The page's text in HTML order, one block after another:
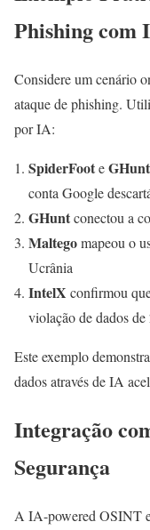
Phishing com
Considere um cenário
ataque de phishing.
por IA:
SpiderFooteGHunt
conta Google
GHuntconectou a
Maltegomapeou o
Ucrânia
IntelX confirmou
violação de dados de
Este exemplo
dados através de IA
Integração
Segurança
A IA-powered OSINT